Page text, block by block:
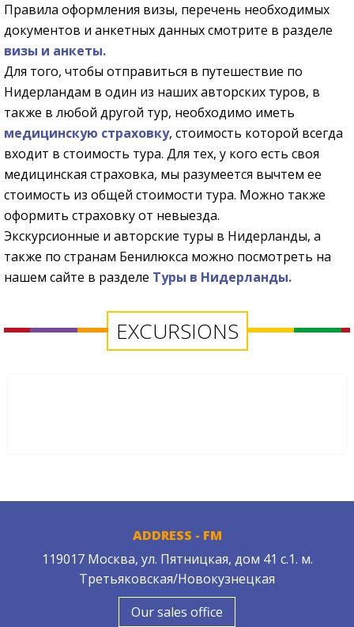
Правила оформления визы, перечень необходимых
документов и анкетных данных смотрите в разделе
визы и анкеты.
Для того, чтобы отправиться в путешествие по
Нидерландам в один из наших авторских туров, в
также в любой другой тур, необходимо иметь
медицинскую страховку, стоимость которой всегда
входит в стоимость тура. Для тех, у кого есть своя
медицинская страховка, мы разумеется вычтем ее
стоимость из общей стоимости тура. Можно также
оформить страховку от невыезда.
Экскурсионные и авторские туры в Нидерланды, а
также по странам Бенилюкса можно посмотреть на
нашем сайте в разделе Туры в Нидерланды.
EXCURSIONS
ADDRESS - FM
119017 Москва, ул. Пятницкая, дом 41 с.1. м.
Третьяковская/Новокузнецкая
Our sales office